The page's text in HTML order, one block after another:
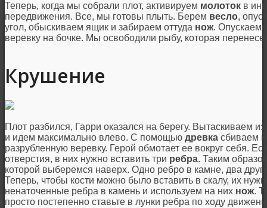
Теперь, когда мы собрали плот, активируем молоток в
передвижения. Все, мы готовы плыть. Берем весло,
угол, обыскиваем ящик и забираем оттуда нож.
веревку на бочке. Мы освободили рыбу, которая
Крушение
Плот разбился, Гарри оказался на берегу. Вытаскиваем
и идем максимально влево. С помощью древка сбиваем
разрубленную веревку. Герой обмотает ее вокруг себя.
отверстия, в них нужно вставить три ребра. Таким
которой выберемся наверх. Одно ребро в камне, два
Теперь, чтобы кости можно было вставить в скалу, их
ненаточенные ребра в камень и используем на них нож.
просто постепенно ставьте в лунки ребра по ходу